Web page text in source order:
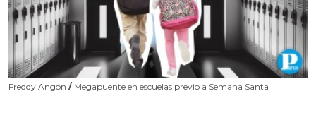
Freddy Angon / Megapuente en escuelas previo a Semana Santa